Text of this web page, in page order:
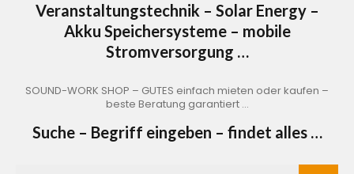
Veranstaltungstechnik – Solar Energy –
Akku Speichersysteme – mobile
Stromversorgung …
SOUND-WORK SHOP – GUTES einfach mieten oder kaufen –
beste Beratung garantiert …
Suche – Begriff eingeben – findet alles …